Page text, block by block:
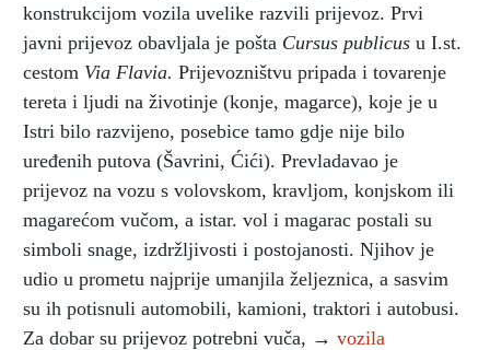
konstrukcijom vozila uvelike razvili prijevoz. Prvi
javni prijevoz obavljala je pošta Cursus publicus u I.st.
cestom Via Flavia. Prijevozništvu pripada i tovarenje
tereta i ljudi na životinje (konje, magarce), koje je u
Istri bilo razvijeno, posebice tamo gdje nije bilo
uređenih putova (Šavrini, Ćići). Prevladavao je
prijevoz na vozu s volovskom, kravljom, konjskom ili
magarećom vučom, a istar. vol i magarac postali su
simboli snage, izdržljivosti i postojanosti. Njihov je
udio u prometu najprije umanjila željeznica, a sasvim
su ih potisnuli automobili, kamioni, traktori i autobusi.
Za dobar su prijevoz potrebni vuča, → vozila